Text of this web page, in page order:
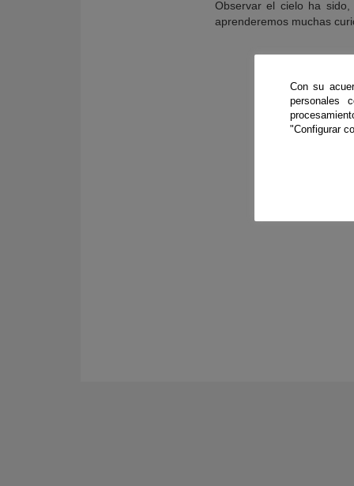
Observar el cielo ha sido,
aprenderemos muchas
Con su
personales
"Configurar